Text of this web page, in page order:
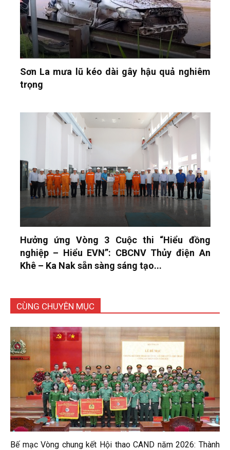
Sơn La mưa lũ kéo dài gây hậu quả nghiêm
trọng
Hưởng ứng Vòng 3 Cuộc thi “Hiểu đồng
nghiệp – Hiểu EVN”: CBCNV Thủy điện An
Khê – Ka Nak sẵn sàng sáng tạo...
CÙNG CHUYÊN MỤC
Bế mạc Vòng chung kết Hội thao CAND năm 2026: Thành